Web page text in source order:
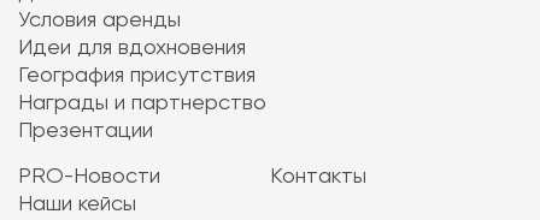
Условия аренды
Идеи для вдохновения
География присутствия
Награды и партнерство
Презентации
PRO-Новости
Наши кейсы
Контакты